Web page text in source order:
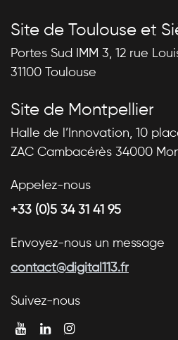
Site de Toulouse et
Portes Sud IMM 3, 12 rue
31100 Toulouse
Site de Montpellier
Halle de l’Innovation, 10
ZAC Cambacérès 34000
Appelez-nous
+33 (0)5 34 31 41 95
Envoyez-nous un message
contact@digital113.fr
Suivez-nous